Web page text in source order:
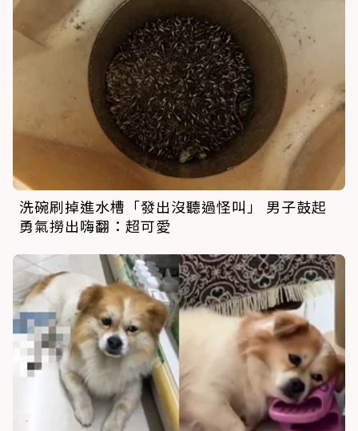
洗碗刷掉進水槽「發出沒聽過怪叫」 男子鼓起
勇氣撈出嗨翻：超可愛